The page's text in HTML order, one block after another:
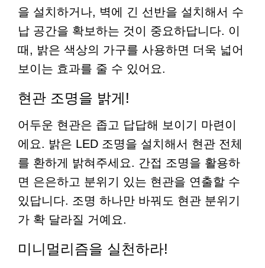
을 설치하거나, 벽에 긴 선반을 설치해서 수
납 공간을 확보하는 것이 중요하답니다. 이
때, 밝은 색상의 가구를 사용하면 더욱 넓어
보이는 효과를 줄 수 있어요.
현관 조명을 밝게!
어두운 현관은 좁고 답답해 보이기 마련이
에요. 밝은 LED 조명을 설치해서 현관 전체
를 환하게 밝혀주세요. 간접 조명을 활용하
면 은은하고 분위기 있는 현관을 연출할 수
있답니다. 조명 하나만 바꿔도 현관 분위기
가 확 달라질 거예요.
미니멀리즘을 실천하라!